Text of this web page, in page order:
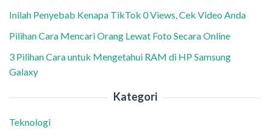
Inilah Penyebab Kenapa TikTok 0 Views, Cek Video Anda
Pilihan Cara Mencari Orang Lewat Foto Secara Online
3 Pilihan Cara untuk Mengetahui RAM di HP Samsung
Galaxy
Kategori
Teknologi